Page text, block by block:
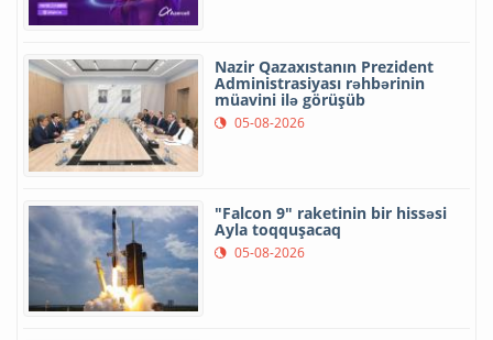
Nazir Qazaxıstanın Prezident
Administrasiyası rəhbərinin
müavini ilə görüşüb
05-08-2026
"Falcon 9" raketinin bir hissəsi
Ayla toqquşacaq
05-08-2026